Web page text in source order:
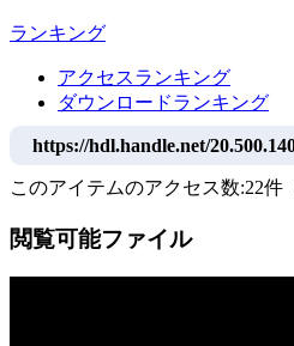
ランキング
アクセスランキング
ダウンロードランキング
https://hdl.handle.net/
このアイテムのアクセス数:22件
閲覧可能ファイル